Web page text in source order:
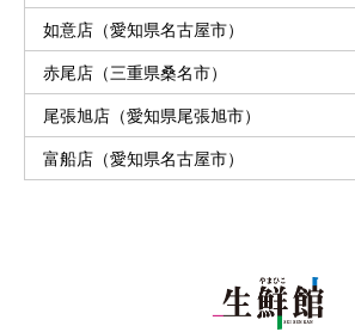
如意店（愛知県名古屋市）
赤尾店（三重県桑名市）
尾張旭店（愛知県尾張旭市）
富船店（愛知県名古屋市）